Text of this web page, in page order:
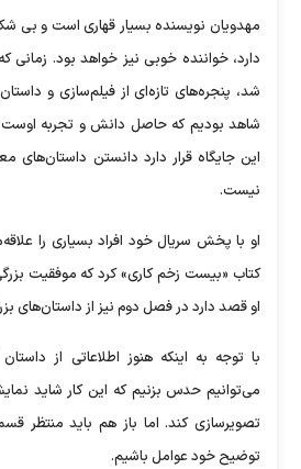
مهدویان نویسنده بسیار قهاری است و بی
دارد، خواننده خوبی نیز خواهد بود. زمانی
شد، پنجره‌های تازه‌ای از فیلم‌سازی و
شاهد بودیم که حاصل دانش و تجربه اوست؛
این جایگاه قرار دارد دانستن
نیست.
او با پخش سریال خود افراد بسیاری را
کتاب «بیست زخم کاری» کرد که موفقیت
او قصد دارد در فصل دوم نیز از داستان‌های
با توجه به اینکه هنوز اطلاعاتی از
می‌توانیم حدس بزنیم که این کار شاید
تصویرسازی کند. اما باز هم باید منتظر
توضیح خود عوامل باشیم.